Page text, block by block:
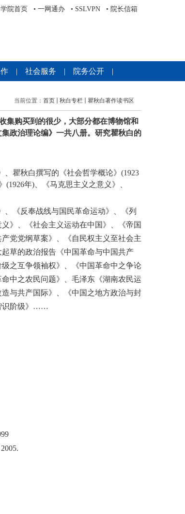
学院首页 • 一网通办• SSLVPN• 院长信箱
| 社会服务 | 院务公开 |
当前位置： 首页 秋白专栏 瞿秋白著作读书区
集购买到的很少，大部分都在博物馆和
政治理论编》一共八册。研究瞿秋白的
瞿秋白撰写的《社会哲学概论》 (1923
(1926年)、《马克思主义之意义》、
、《反奉战线与国民革命运动》、《列
》、《社会主义运动在中国》、《帝国
党党纲草案》、《自民权主义至社会主
草的政治报告《中国革命与中国共产
之互争领袖权》、《中国革命中之争论
中之农民问题》、毛泽东《湖南农民运
与共产国际》、《中国之地方政治与封
识阶级》……
2005.